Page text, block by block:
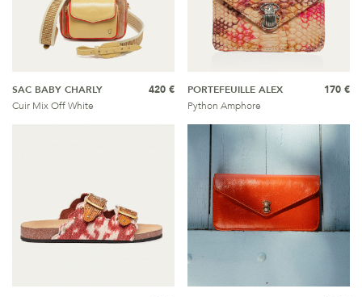
SAC BABY CHARLY
Cuir Mix Off White
420 €
PORTEFEUILLE ALEX
Python Amphore
170 €